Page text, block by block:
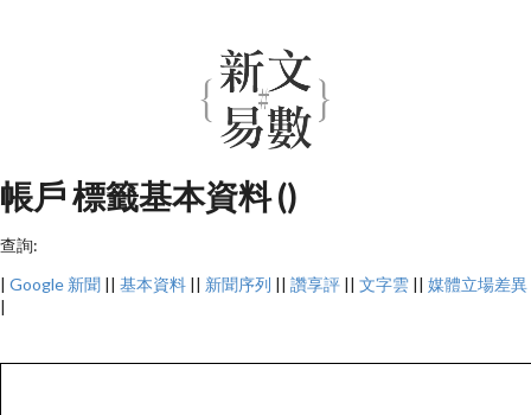
帳戶 標籤基本資料 ()
查詢:
| Google 新聞 || 基本資料 || 新聞序列 || 讚享評 || 文字雲 || 媒體立場差異
|